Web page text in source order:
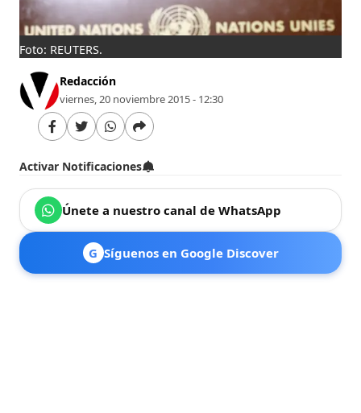
Foto: REUTERS.
Redacción
viernes, 20 noviembre 2015 - 12:30
Activar Notificaciones
Únete a nuestro canal de WhatsApp
G Síguenos en Google Discover